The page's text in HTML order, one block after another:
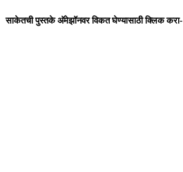
साकेतची पुस्तके अ‍ॅमेझॉनवर विकत घेण्यासाठी क्लिक करा-